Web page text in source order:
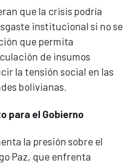
que la crisis podría
institucional si no se
que permita
de insumos
la tensión social en las
bolivianas.
para el Gobierno
la presión sobre el
Paz, que enfrenta